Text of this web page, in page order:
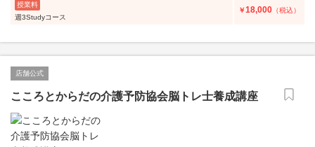
授業料
週3Studyコース
￥18,000 （税込）
店舗公式
こころとからだの介護予防協会脳トレ士養成講座